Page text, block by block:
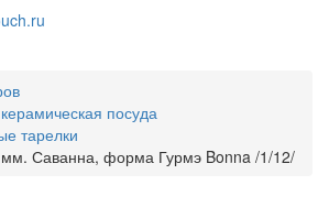
посуда
тарелки
Саванна, форма Гурмэ Bonna /1/12/